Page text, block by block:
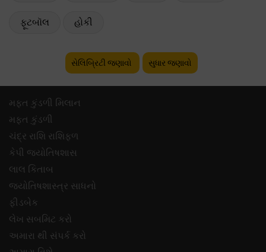
ફૂટબૉલ હોકી
સેલિબ્રિટી જણાવો સુધાર જણાવો
મફ્ત કુંડળી મિલાન
મફ્ત કુંડળી
ચંદ્ર રાશિ રાશિફળ
કેપી જ્યોતિષશાસ
લાલ કિતાબ
જ્યોતિષશાસ્ત્ર સાધનો
ફીડબેક
લેખ સબમિટ કરો
અમારા થી સંપર્ક કરો